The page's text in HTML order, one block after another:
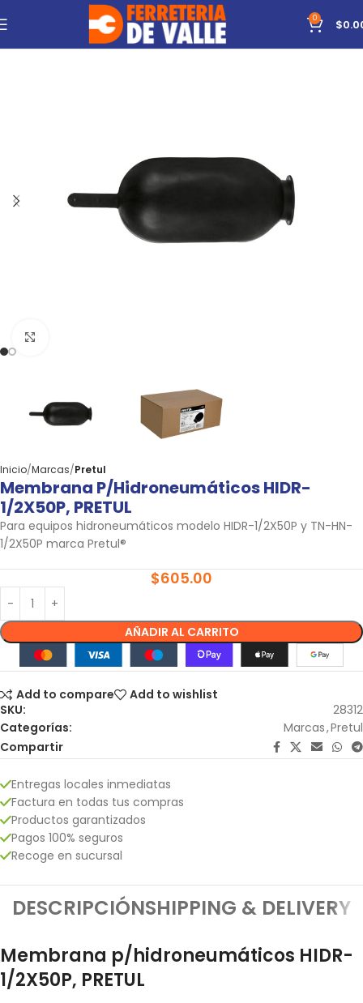
0 $
Inicio Marcas Pretul
Membrana P/hidroneumáticos HIDR-
1/2X50P, PRETUL
Para equipos hidroneumáticos modelo HIDR-1/2X50P y TN-HN-
1/2X50P marca Pretul®
$605.00
AÑADIR AL CARRITO
Add to compare
Add to wishlist
SKU:
28312
Categorías:
Marcas,Pretul
Compartir
Entregas locales inmediatas
Factura en todas tus compras
Productos garantizados
Pagos 100% seguros
Recoge en sucursal
DESCRIPCIÓNSHIPPING & DELIVERY
Membrana p/hidroneumáticos HIDR-
1/2X50P, PRETUL